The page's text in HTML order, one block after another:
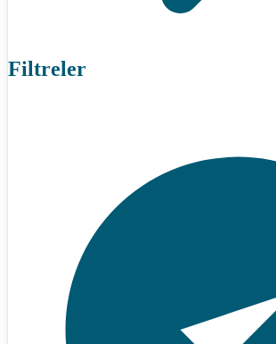
Filtreler